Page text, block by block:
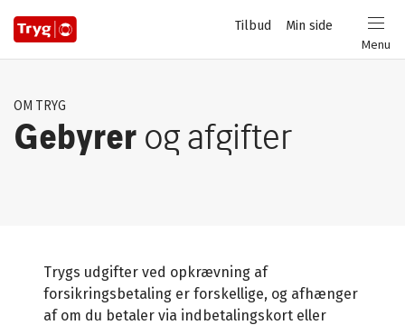
Menu
Privat
Login
Min side
Tilbud
OM TRYG
Gebyrer og afgifter
Trygs udgifter ved opkrævning af
forsikringsbetaling er forskellige, og afhænger
af om du betaler via indbetalingskort eller